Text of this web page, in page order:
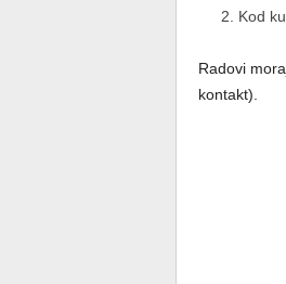
2. Kod
Radovi
kontakt).